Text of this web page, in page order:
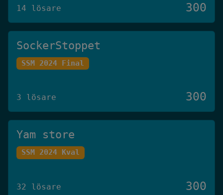
14 lösare 300
SockerStoppet
SSM 2024 Final
3 lösare 300
Yam store
SSM 2024 Kval
32 lösare 300